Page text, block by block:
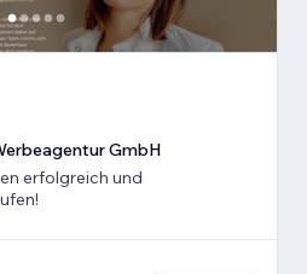
GmbH
erfolgreich und